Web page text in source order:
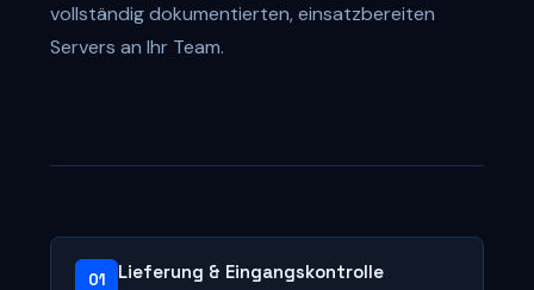
vollständig dokumentierten, einsatzbereiten
Servers an Ihr Team.
01 Lieferung & Eingangskontrolle